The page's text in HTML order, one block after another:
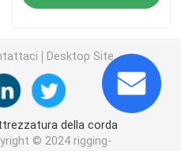
Stati Uniti della parte
Desktop Site
della corda
© 2024 rigging-